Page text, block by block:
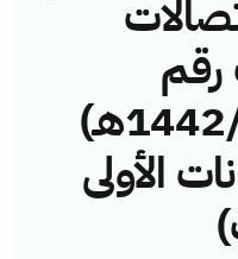
رقم
(40743972/ق/1442هـ)
الأولى